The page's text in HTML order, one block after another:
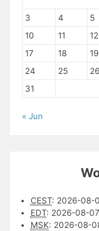
3
4 5
10
11 12
17
18 19
24
25 26
31
« Jun
CEST: 2026-08-
EDT: 2026-08-
MSK: 2026-08-